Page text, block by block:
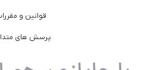
قوانین و
پرسش های